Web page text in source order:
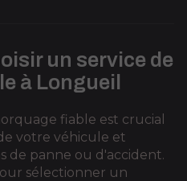
un service de
à Longueil
fiable est crucial
votre véhicule et
de panne ou d'accident.
sélectionner un